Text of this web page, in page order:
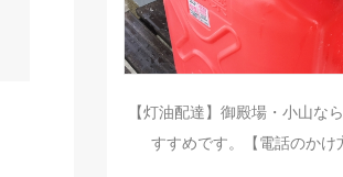
【灯油配達】御殿場・小山な
すすめです。【電話のかけ